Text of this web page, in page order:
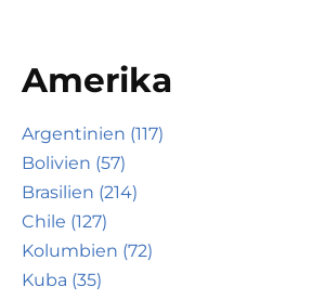
Amerika
Argentinien (117)
Bolivien (57)
Brasilien (214)
Chile (127)
Kolumbien (72)
Kuba (35)